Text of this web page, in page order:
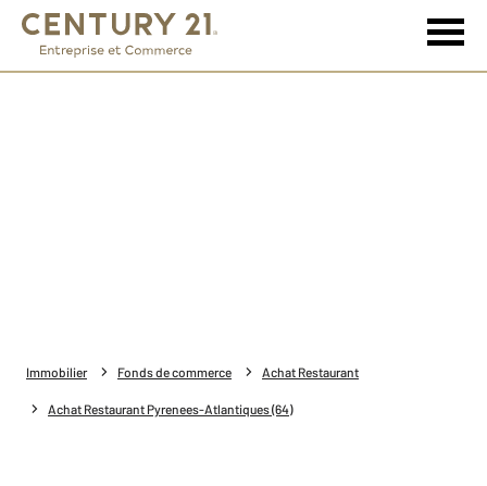
Immobilier Fonds de commerce Achat Restaurant
Achat Restaurant Pyrenees-Atlantiques (64)